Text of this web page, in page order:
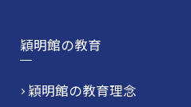
穎明館の教育
穎明館の教育理念